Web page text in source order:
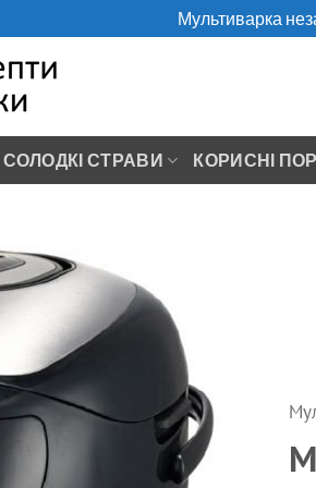
Мультиварка
СОЛОДКІ СТРАВИ КОРИСНІ